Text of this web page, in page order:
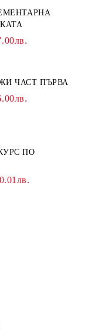
ЧАСТ ПЪРВА
ПО